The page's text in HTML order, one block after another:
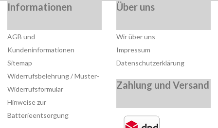
Informationen
AGB und
Kundeninformationen
Sitemap
Widerrufsbelehrung / Muster-
Widerrufsformular
Hinweise zur
Batterieentsorgung
Über uns
Wir über uns
Impressum
Datenschutzerklärung
Zahlung und Versand